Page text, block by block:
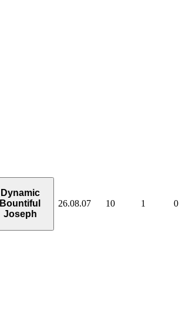
Dynamic
Bountiful
Joseph
26.08.07 10 1 0